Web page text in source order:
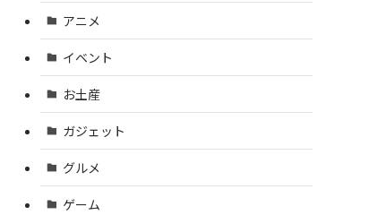
アニメ
イベント
お土産
ガジェット
グルメ
ゲーム